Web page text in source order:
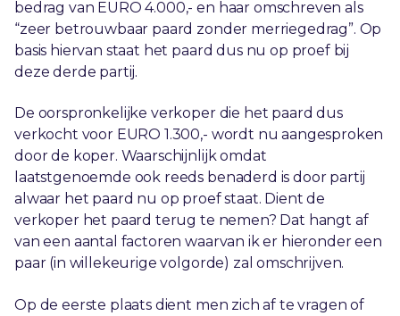
bedrag van EURO 4.000,- en haar omschreven als
“zeer betrouwbaar paard zonder merriegedrag”. Op
basis hiervan staat het paard dus nu op proef bij
deze derde partij.
De oorspronkelijke verkoper die het paard dus
verkocht voor EURO 1.300,- wordt nu aangesproken
door de koper. Waarschijnlijk omdat
laatstgenoemde ook reeds benaderd is door partij
alwaar het paard nu op proef staat. Dient de
verkoper het paard terug te nemen? Dat hangt af
van een aantal factoren waarvan ik er hieronder een
paar (in willekeurige volgorde) zal omschrijven.
Op de eerste plaats dient men zich af te vragen of